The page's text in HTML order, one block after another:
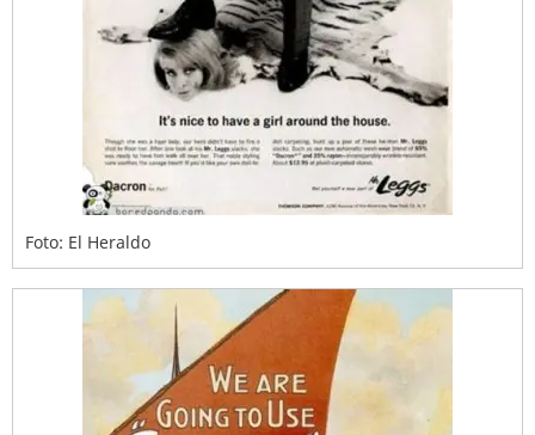
Foto: El Heraldo